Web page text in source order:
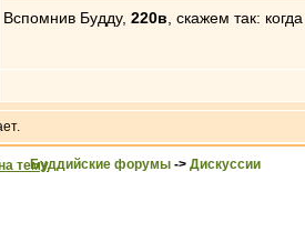
Вспомнив Будду, 220в , скажем так:
Буддийские форумы -> Дискуссии